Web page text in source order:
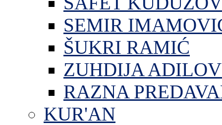
SEMIR
ŠUKRI RAMIĆ
ZUHDIJA
RAZNA
KUR'AN